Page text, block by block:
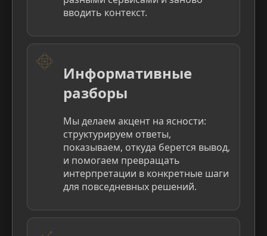
вводить контекст.
Информативные
разборы
Мы делаем акцент на ясности:
структурируем ответы,
показываем, откуда берется вывод,
и помогаем превращать
интерпретации в конкретные шаги
для повседневных решений.